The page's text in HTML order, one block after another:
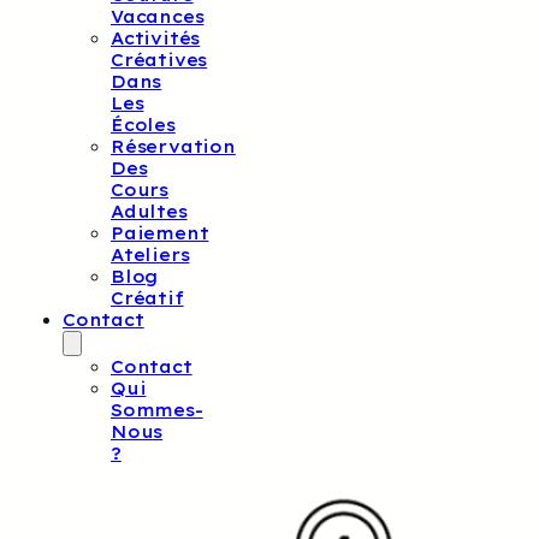
Vacances
Activités
Créatives
Dans
Les
Écoles
Réservation
Des
Cours
Adultes
Paiement
Ateliers
Blog
Créatif
Contact
Contact
Qui
Sommes-
Nous
?